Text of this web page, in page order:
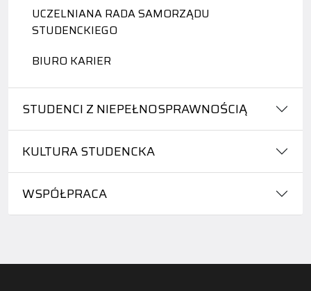
UCZELNIANA RADA SAMORZĄDU
STUDENCKIEGO
BIURO KARIER
STUDENCI Z NIEPEŁNOSPRAWNOŚCIĄ
KULTURA STUDENCKA
WSPÓŁPRACA